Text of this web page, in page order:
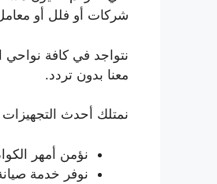
شركات أو فلل أو
معنا بدون تردد.
نمتلك أحدث
نؤمن أمهر
نوفر خدمة